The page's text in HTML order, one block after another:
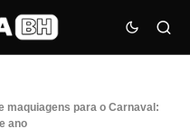
maquiagens para o Carnaval:
ano